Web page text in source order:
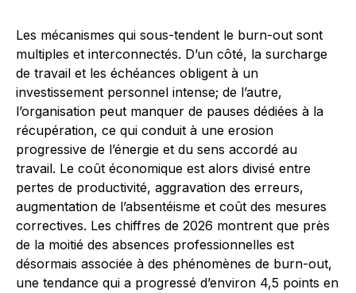
Les mécanismes qui sous-tendent le burn-out sont
multiples et interconnectés. D’un côté, la surcharge
de travail et les échéances obligent à un
investissement personnel intense; de l’autre,
l’organisation peut manquer de pauses dédiées à la
récupération, ce qui conduit à une erosion
progressive de l’énergie et du sens accordé au
travail. Le coût économique est alors divisé entre
pertes de productivité, aggravation des erreurs,
augmentation de l’absentéisme et coût des mesures
correctives. Les chiffres de 2026 montrent que près
de la moitié des absences professionnelles est
désormais associée à des phénomènes de burn-out,
une tendance qui a progressé d’environ 4,5 points en